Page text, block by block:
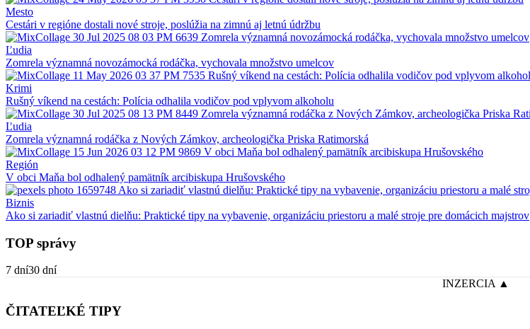
Mesto
Cestári v regióne dostali nové stroje, poslúžia na zimnú aj letnú údržbu
Ľudia
Zomrela významná novozámocká rodáčka, vychovala množstvo umelcov
Krimi
Rušný víkend na cestách: Polícia odhalila vodičov pod vplyvom alkoholu
Ľudia
Zomrela významná rodáčka z Nových Zámkov, archeologička Priska Ratimorská
Región
V obci Maňa bol odhalený pamätník arcibiskupa Hrušovského
Biznis
Ako si zariadiť vlastnú dielňu: Praktické tipy na vybavenie, organizáciu priestoru a malé stroje pre domácich majstrov
TOP správy
7 dní30 dní
INZERCIA ▲
ČITATEĽKÉ TIPY